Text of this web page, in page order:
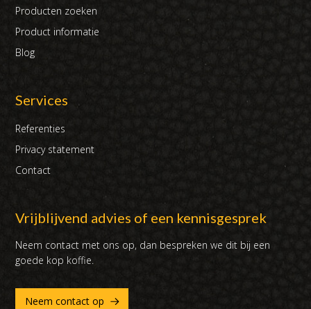
Producten zoeken
Product informatie
Blog
Services
Referenties
Privacy statement
Contact
Vrijblijvend advies of een kennisgesprek
Neem contact met ons op, dan bespreken we dit bij een
goede kop koffie.
Neem contact op